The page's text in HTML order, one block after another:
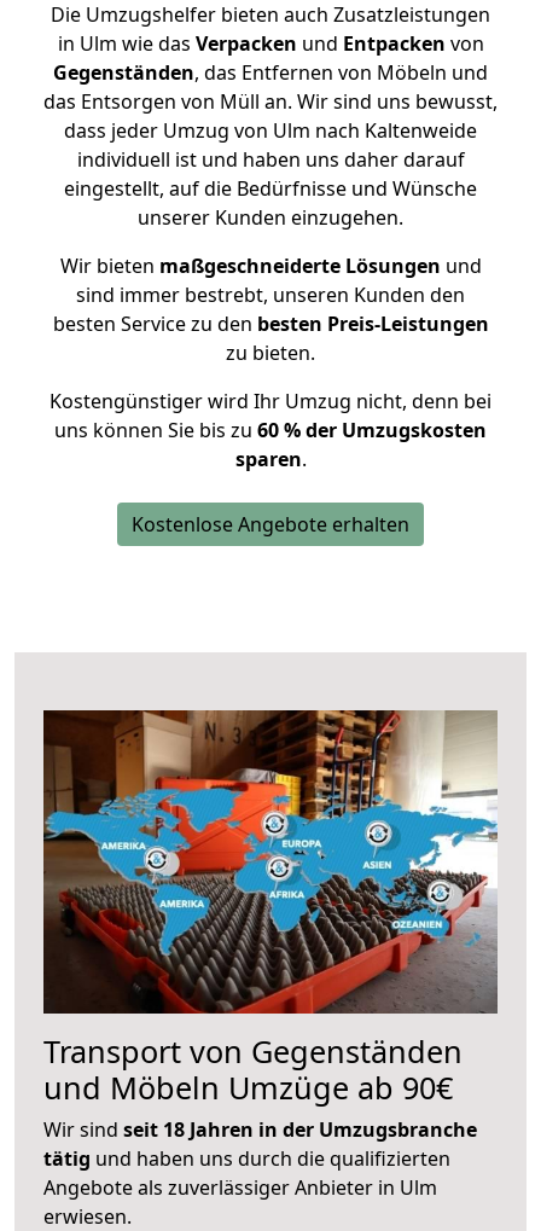
Die Umzugshelfer bieten auch Zusatzleistungen
in Ulm wie das Verpacken und Entpacken von
Gegenständen, das Entfernen von Möbeln und
das Entsorgen von Müll an. Wir sind uns bewusst,
dass jeder Umzug von Ulm nach Kaltenweide
individuell ist und haben uns daher darauf
eingestellt, auf die Bedürfnisse und Wünsche
unserer Kunden einzugehen.
Wir bieten maßgeschneiderte Lösungen und
sind immer bestrebt, unseren Kunden den
besten Service zu den besten Preis-Leistungen
zu bieten.
Kostengünstiger wird Ihr Umzug nicht, denn bei
uns können Sie bis zu 60 % der Umzugskosten
sparen.
Kostenlose Angebote erhalten
Transport von Gegenständen
und Möbeln Umzüge ab 90€
Wir sind seit 18 Jahren in der Umzugsbranche
tätig und haben uns durch die qualifizierten
Angebote als zuverlässiger Anbieter in Ulm
erwiesen.